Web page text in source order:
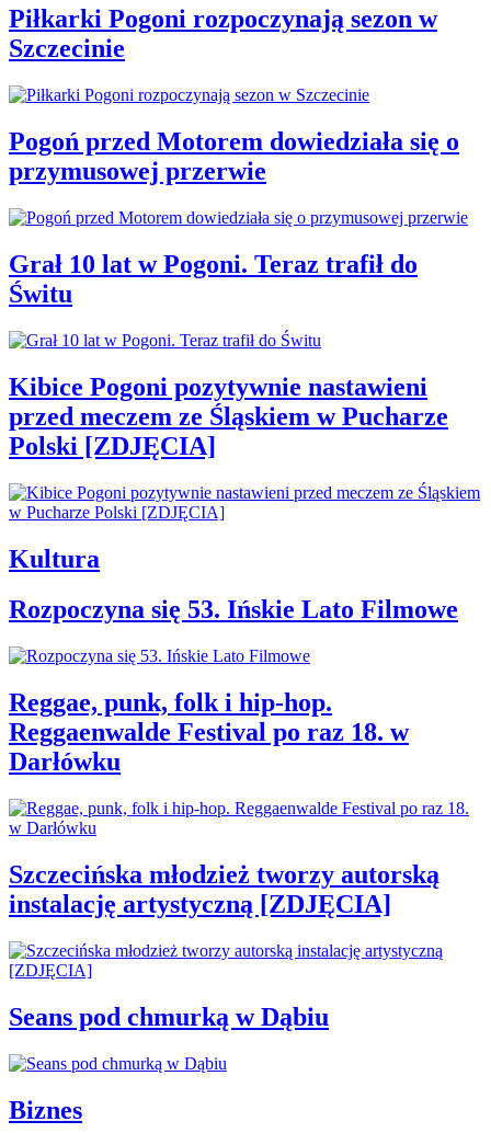
Piłkarki Pogoni rozpoczynają sezon w
Szczecinie
Pogoń przed Motorem dowiedziała się o
przymusowej przerwie
Grał 10 lat w Pogoni. Teraz trafił do
Świtu
Kibice Pogoni pozytywnie nastawieni
przed meczem ze Śląskiem w Pucharze
Polski [ZDJĘCIA]
Kultura
Rozpoczyna się 53. Ińskie Lato Filmowe
Reggae, punk, folk i hip-hop.
Reggaenwalde Festival po raz 18. w
Darłówku
Szczecińska młodzież tworzy autorską
instalację artystyczną [ZDJĘCIA]
Seans pod chmurką w Dąbiu
Biznes